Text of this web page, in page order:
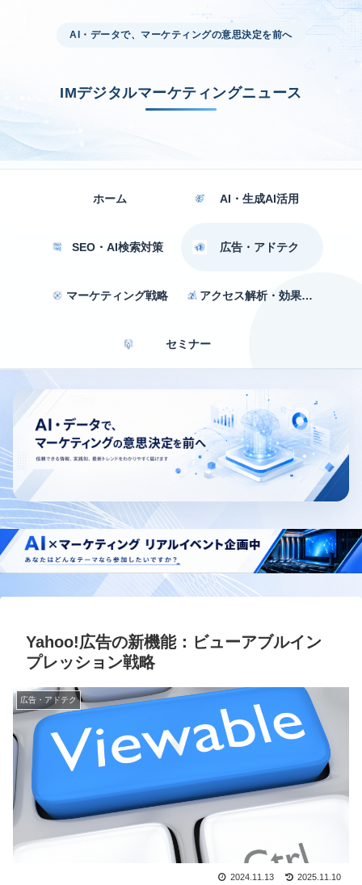
AI・データで、マーケティングの意思決定を前へ
IMデジタルマーケティングニュース
ホーム AI・生成AI活用
SEO・AI検索対策 広告・アドテク
マーケティング戦略 アクセス解析・効果測定
セミナー
Yahoo!広告の新機能：ビューアブルイン
プレッション戦略
広告・アドテク
2024.11.13 2025.11.10